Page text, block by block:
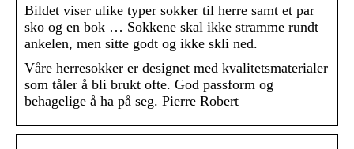
Bildet viser ulike typer sokker til herre samt et par
sko og en bok … Sokkene skal ikke stramme rundt
ankelen, men sitte godt og ikke skli ned.
Våre herresokker er designet med kvalitetsmaterialer
som tåler å bli brukt ofte. God passform og
behagelige å ha på seg. Pierre Robert